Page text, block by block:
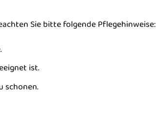
Sie bitte folgende Pflegehinweise:
ist.
schonen.